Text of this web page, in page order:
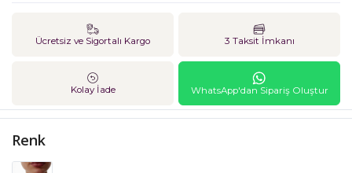
Ücretsiz ve Sigortalı Kargo 3 Taksit İmkanı
Kolay İade WhatsApp'dan Sipariş Oluştur
Renk